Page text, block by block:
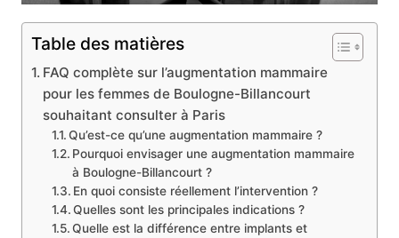
Table des matières
FAQ complète sur l’augmentation mammaire
pour les femmes de Boulogne-Billancourt
souhaitant consulter à Paris
Qu’est-ce qu’une augmentation mammaire ?
Pourquoi envisager une augmentation mammaire
à Boulogne-Billancourt ?
En quoi consiste réellement l’intervention ?
Quelles sont les principales indications ?
Quelle est la différence entre implants et